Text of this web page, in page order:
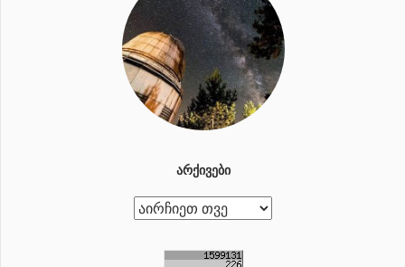
ᲐᲠᲥᲘᲕᲔᲑᲘ
ა